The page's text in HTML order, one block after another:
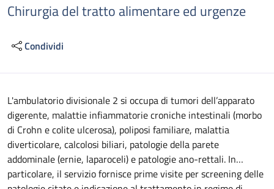
Chirurgia del tratto alimentare ed urgenze
Condividi
Descrizione
L'ambulatorio divisionale 2 si occupa di tumori dell’apparato
digerente, malattie infiammatorie croniche intestinali (morbo
di Crohn e colite ulcerosa), poliposi familiare, malattia
diverticolare, calcolosi biliari, patologie della parete
addominale (ernie, laparoceli) e patologie ano-rettali. In
particolare, il servizio fornisce prime visite per screening delle